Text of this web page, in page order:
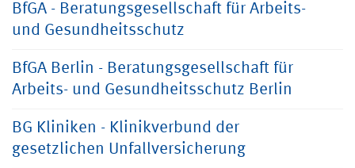
BfGA - Beratungsgesellschaft für Arbeits-
und Gesundheitsschutz
BfGA Berlin - Beratungsgesellschaft für
Arbeits- und Gesundheitsschutz Berlin
BG Kliniken - Klinikverbund der
gesetzlichen Unfallversicherung